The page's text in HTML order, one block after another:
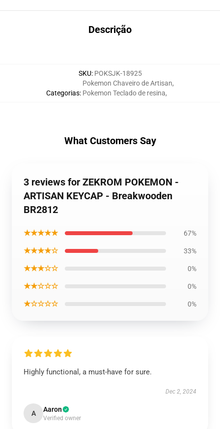
Descrição
SKU: POKSJK-18925
Categorias:
Pokemon Chaveiro de Artisan,
Pokemon Teclado de resina,
What Customers Say
3 reviews for ZEKROM POKEMON -
ARTISAN KEYCAP - Breakwooden
BR2812
★★★★★ 67%
★★★★☆ 33%
★★★☆☆ 0%
★★☆☆☆ 0%
★☆☆☆☆ 0%
Highly functional, a must-have for sure.
Dec 2, 2024
A Aaron
Verified owner